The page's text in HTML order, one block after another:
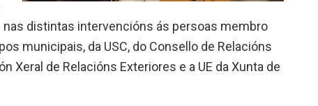
distintas intervencións ás persoas membro
municipais, da USC, do Consello de Relacións
Xeral de Relacións Exteriores e a UE da Xunta de